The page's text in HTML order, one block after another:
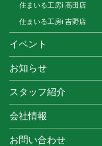
住まいる工房i 高田店
住まいる工房i 吉野店
イベント
お知らせ
スタッフ紹介
会社情報
お問い合わせ